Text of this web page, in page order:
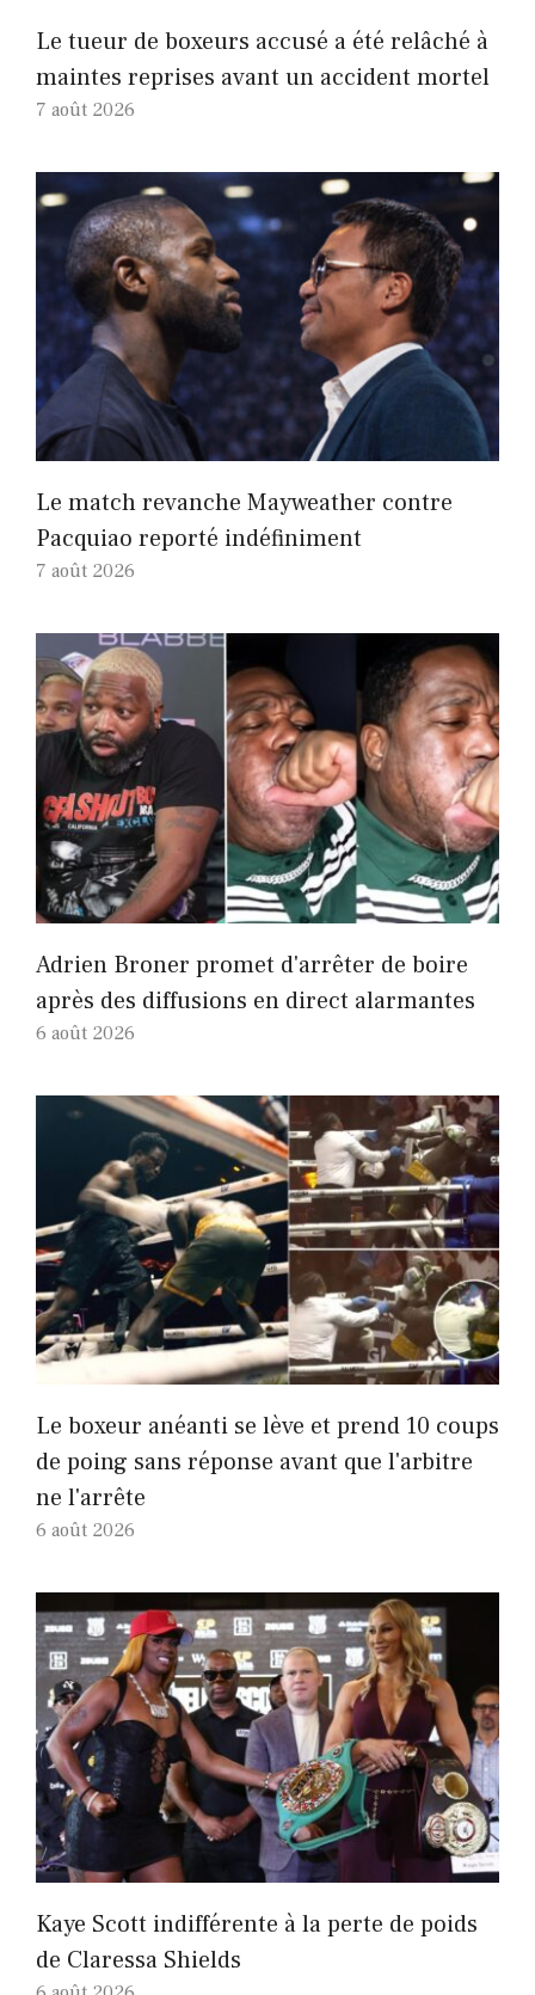
Le tueur de boxeurs accusé a été relâché à
maintes reprises avant un accident mortel
7 août 2026
Le match revanche Mayweather contre
Pacquiao reporté indéfiniment
7 août 2026
Adrien Broner promet d'arrêter de boire
après des diffusions en direct alarmantes
6 août 2026
Le boxeur anéanti se lève et prend 10 coups
de poing sans réponse avant que l'arbitre
ne l'arrête
6 août 2026
Kaye Scott indifférente à la perte de poids
de Claressa Shields